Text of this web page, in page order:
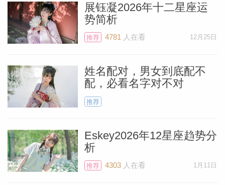
料简介
展钰凝2026年十二星座运
势简析
推荐 4781 人在看 12月25日
姓名配对，男女到底配不
配，必看名字对不对
推荐
Eskey2026年12星座趋势分
析
推荐 4303人在看 1月11日